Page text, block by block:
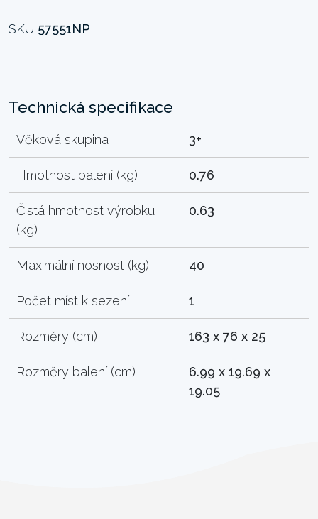
SKU 57551NP
Technická specifikace
Věková skupina 3+
Hmotnost balení (kg) 0.76
Čistá hmotnost výrobku
(kg)
0.63
Maximální nosnost (kg) 40
Počet míst k sezení 1
Rozměry (cm) 163 x 76 x 25
Rozměry balení (cm)
6.99 x 19.69 x
19.05